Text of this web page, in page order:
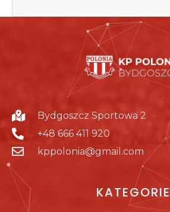
Bydgoszcz Sportowa 2
+48 666 411 920
kppolonia@gmail.com
KATEGORIE